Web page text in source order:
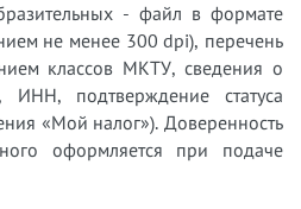
- файл в формате
не менее 300 dpi), перечень
классов МКТУ, сведения о
ИНН, подтверждение статуса
«Мой налог»). Доверенность
оформляется при подаче